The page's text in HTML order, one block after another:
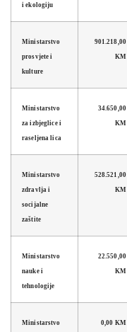
i ekologiju
Ministarstvo
prosvjete i
kulture
901.218,00
KM
Ministarstvo
za izbjeglice i
raseljena lica
34.650,00
KM
Ministarstvo
zdravlja i
socijalne
zaštite
528.521,00
KM
Ministarstvo
nauke i
tehnologije
22.550,00
KM
Ministarstvo 0,00 KM